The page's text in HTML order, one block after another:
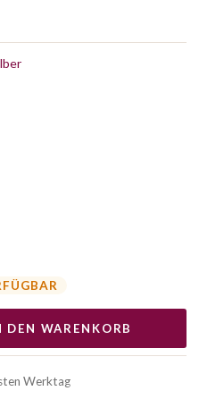
DEN WARENKORB
Werktag